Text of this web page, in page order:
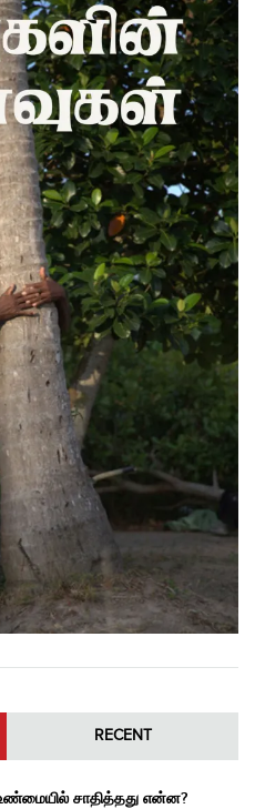
RECENT
சாதித்தது என்ன?